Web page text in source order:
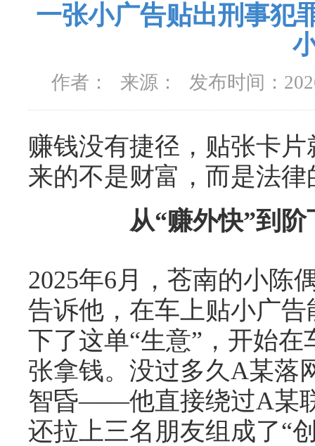
一张小广告贴出刑事犯
作者： 来源： 发布时间：
赚钱没有捷径，贴张卡
来的不是财富，而是法律
从“赚外快”到
2025年6月，苍南的小陈
告诉他，在车上贴小广
下了这单“生意”，开始
张拿钱。没过多久A某落
智昏——他直接绕过A某
还拉上三名朋友组成了“